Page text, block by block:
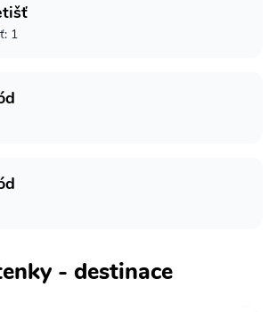
1
- destinace